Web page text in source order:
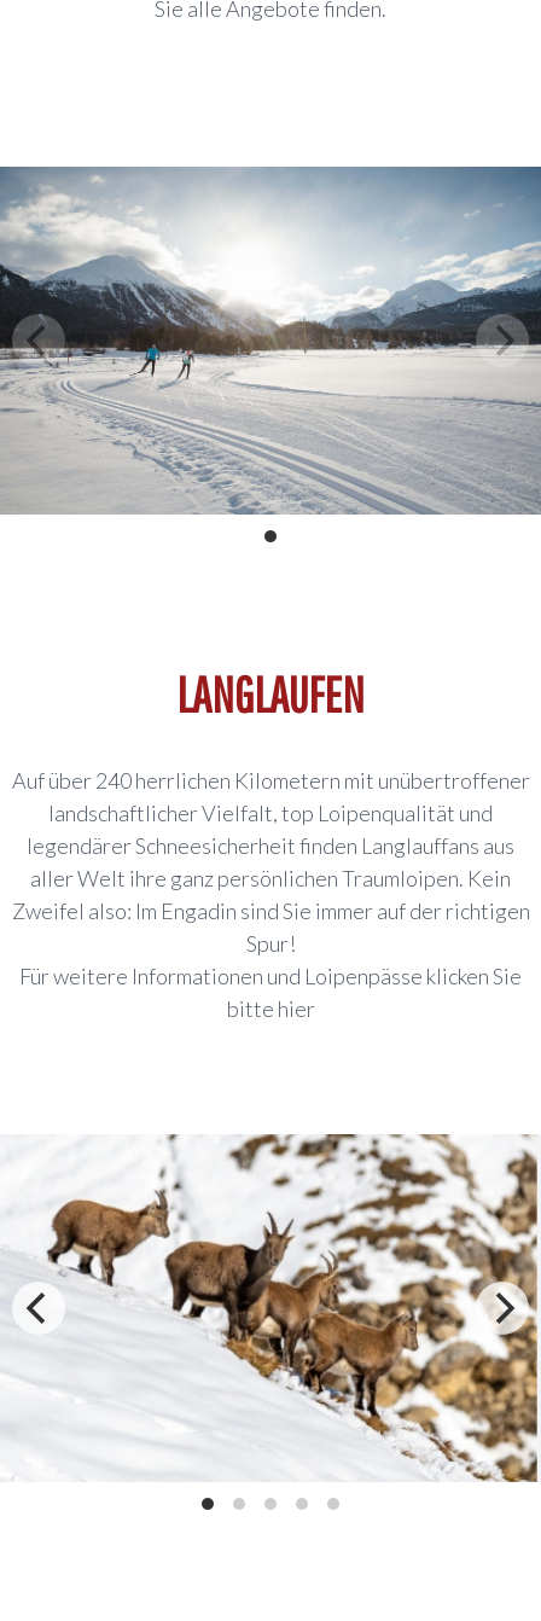
Sie alle Angebote finden.
LANGLAUFEN
Auf über 240 herrlichen Kilometern mit unübertroffener
landschaftlicher Vielfalt, top Loipenqualität und
legendärer Schneesicherheit finden Langlauffans aus
aller Welt ihre ganz persönlichen Traumloipen. Kein
Zweifel also: Im Engadin sind Sie immer auf der richtigen
Spur!
Für weitere Informationen und Loipenpässe klicken Sie
bitte hier